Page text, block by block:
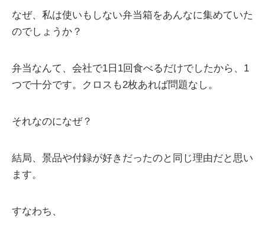
なぜ、私は使いもしない弁当箱をあんなに集めていた
のでしょうか？
弁当なんて、会社で1日1回食べるだけでしたから、1
つで十分です。クロスも2枚あれば問題なし。
それなのになぜ？
結局、景品や付録が好きだったのと同じ理由だと思い
ます。
すなわち、